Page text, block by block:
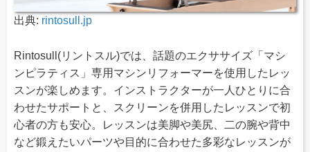
出典: rintosull.jp
Rintosull(リントスル)では、話題のエクササイズ「マシ
ンピラティス」専用マシンリフォーマーを使用したレッ
スンが楽しめます。インストラクターが一人ひとりに合
わせたサポートと、スクリーンを併用したレッスンで初
心者の方も安心。レッスンは美脚や美尻、二の腕や背中
など鍛えたいパーツや目的に合わせた多彩なレッスンが